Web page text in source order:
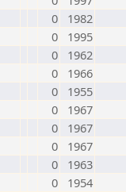
0
1982
0
1995
0
1962
0
1966
0
1955
0
1967
0
1967
0
1967
0
1963
0
1954